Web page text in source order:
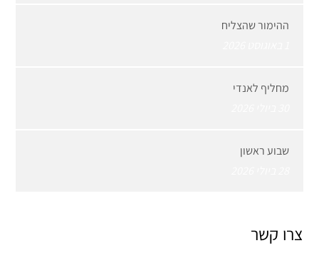
ההימור שהצליח
מחליף לאנדי
שבוע ראשון
צרו קשר